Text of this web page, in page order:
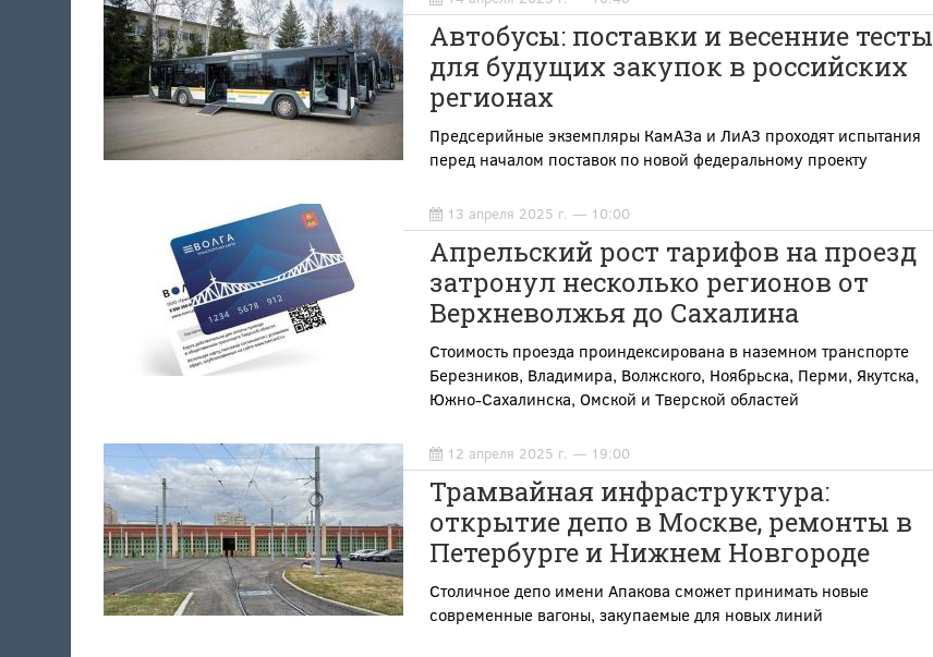
Автобусы: поставки и весенние тесты
для будущих закупок в российских
регионах
Предсерийные экземпляры КамАЗа и ЛиАЗ проходят испытания
перед началом поставок по новой федеральному проекту
13 апреля 2025 г. — 10:00
Апрельский рост тарифов на проезд
затронул несколько регионов от
Верхневолжья до Сахалина
Стоимость проезда проиндексирована в наземном транспорте
Березников, Владимира, Волжского, Ноябрьска, Перми, Якутска,
Южно-Сахалинска, Омской и Тверской областей
12 апреля 2025 г. — 19:00
Трамвайная инфраструктура:
открытие депо в Москве, ремонты в
Петербурге и Нижнем Новгороде
Столичное депо имени Апакова сможет принимать новые
современные вагоны, закупаемые для новых линий